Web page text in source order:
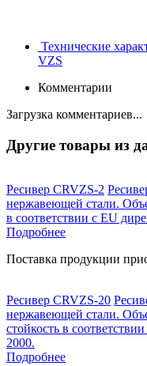
Технические
VZS
Комментарии
Загрузка комментариев...
Другие товары из
Ресивер CRVZS-2
нержавеющей стали.
в соответствии с EU
Подробнее
Поставка продукции
Ресивер CRVZS-20
нержавеющей стали.
стойкость в
2000.
Подробнее